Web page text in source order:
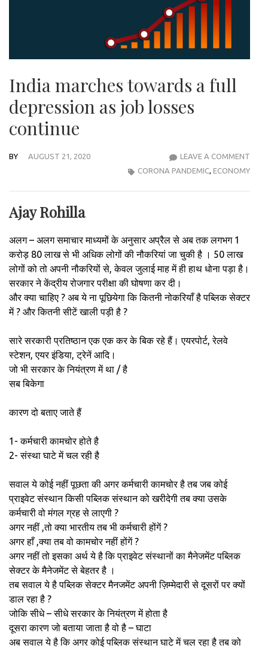
India marches towards a full
depression as job losses
continue
BY AUGUST 21, 2020 LEAVE A COMMENT
CORONA PANDEMIC, ECONOMY
Ajay Rohilla
अलग – अलग समाचार माध्यमों के अनुसार अप्रैल से अब तक लगभग 1
करोड़ 80 लाख से भी अधिक लोगों की नौकरियां जा चुकी है । 50 लाख
लोगों को तो अपनी नौकरियों से, केवल जुलाई माह में ही हाथ धोना पड़ा है।
सरकार ने केंद्रीय रोजगार परीक्षा की घोषणा कर दी।
और क्या चाहिए ? अब ये ना पूछियेगा कि कितनी नोकरियाँ है पब्लिक सेक्टर
में ? और कितनी सीटें खाली पड़ी है ?
सारे सरकारी प्रतिष्ठान एक एक कर के बिक रहे हैं। एयरपोर्ट, रेलवे
स्टेशन, एयर इंडिया, ट्रेनें आदि।
जो भी सरकार के नियंत्रण में था / है
सब बिकेगा
कारण दो बताए जाते हैं
1- कर्मचारी कामचोर होते है
2- संस्था घाटे में चल रही है
सवाल ये कोई नहीं पूछता की अगर कर्मचारी कामचोर है तब जब कोई
प्राइवेट संस्थान किसी पब्लिक संस्थान को खरीदेगी तब क्या उसके
कर्मचारी वो मंगल ग्रह से लाएगी ?
अगर नहीं ,तो क्या भारतीय तब भी कर्मचारी होंगें ?
अगर हाँ ,क्या तब वो कामचोर नहीं होंगें ?
अगर नहीं तो इसका अर्थ ये है कि प्राइवेट संस्थानों का मैनेजमेंट पब्लिक
सेक्टर के मैनेजमेंट से बेहतर है ।
तब सवाल ये है पब्लिक सेक्टर मैनजमेंट अपनी ज़िम्मेदारी से दूसरों पर क्यों
डाल रहा है ?
जोकि सीधे – सीधे सरकार के नियंत्रण में होता है
दूसरा कारण जो बताया जाता है वो है – घाटा
अब सवाल ये है कि अगर कोई पब्लिक संस्थान घाटे में चल रहा है तब को